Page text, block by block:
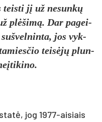
teis­ti jį už ne­sunkų
plėšimą. Dar pa­gei­
su­švel­nin­ta, jos vyk­
teisėjų plun­
jog 1977-ai­siais